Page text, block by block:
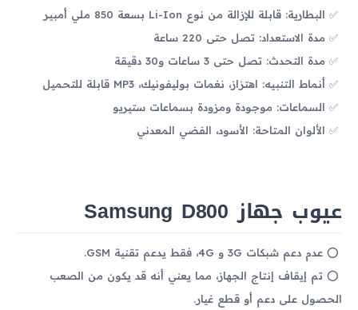
البطارية: قابلة للإزالة من نوع Li-Ion بسعة 850 ملي أمبير
مدة الاستعداد: تصل حتى 220 ساعة
مدة التحدث: تصل حتى 3 ساعات و30 دقيقة
أنماط التنبيه: اهتزاز، نغمات بوليفونيك، MP3 قابلة للتحميل
السماعات: موجودة ومزودة بسماعات ستيريو
الألوان المتاحة: الأسود، الفضي المعدني
عيوب جهاز Samsung D800
عدم دعم شبكات 3G و 4G، فقط يدعم تقنية GSM.
تم إيقاف إنتاج الجهاز، مما يعني أنه قد يكون من الصعب
الحصول على دعم أو قطع غيار.